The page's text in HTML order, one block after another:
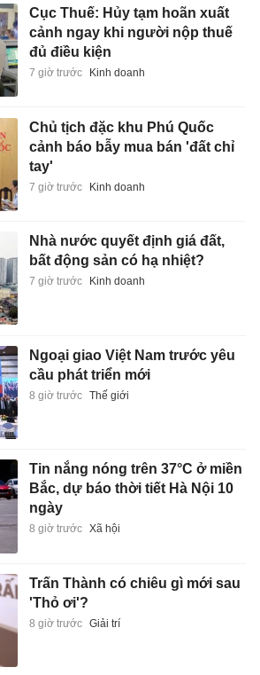
Cục Thuế: Hủy tạm hoãn xuất
cảnh ngay khi người nộp thuế
đủ điều kiện
7 giờ trước Kinh doanh
Chủ tịch đặc khu Phú Quốc
cảnh báo bẫy mua bán 'đất chỉ
tay'
7 giờ trước Kinh doanh
Nhà nước quyết định giá đất,
bất động sản có hạ nhiệt?
7 giờ trước Kinh doanh
Ngoại giao Việt Nam trước yêu
cầu phát triển mới
8 giờ trước Thế giới
Tin nắng nóng trên 37°C ở miền
Bắc, dự báo thời tiết Hà Nội 10
ngày
8 giờ trước Xã hội
Trấn Thành có chiêu gì mới sau
'Thỏ ơi'?
8 giờ trước Giải trí